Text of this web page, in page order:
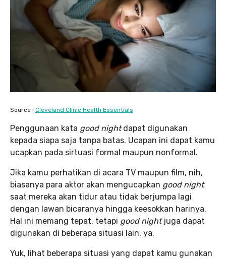
Source : Cleveland Clinic Health Essentials
Penggunaan kata good nightdapat digunakan
kepada siapa saja tanpa batas. Ucapan ini dapat kamu
ucapkan pada sirtuasi formal maupun nonformal.
Jika kamu perhatikan di acara TV maupun film, nih,
biasanya para aktor akan mengucapkan good night
saat mereka akan tidur atau tidak berjumpa lagi
dengan lawan bicaranya hingga keesokkan harinya.
Hal ini memang tepat, tetapi good nightjuga dapat
digunakan di beberapa situasi lain, ya.
Yuk, lihat beberapa situasi yang dapat kamu gunakan